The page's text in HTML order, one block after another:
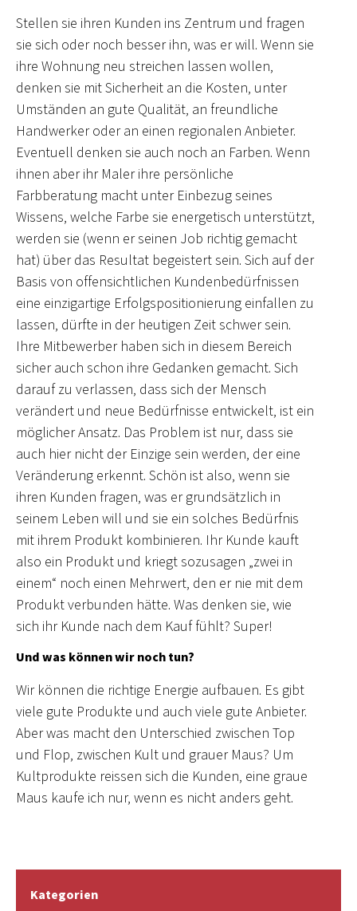
Stellen sie ihren Kunden ins Zentrum und fragen
sie sich oder noch besser ihn, was er will. Wenn sie
ihre Wohnung neu streichen lassen wollen,
denken sie mit Sicherheit an die Kosten, unter
Umständen an gute Qualität, an freundliche
Handwerker oder an einen regionalen Anbieter.
Eventuell denken sie auch noch an Farben. Wenn
ihnen aber ihr Maler ihre persönliche
Farbberatung macht unter Einbezug seines
Wissens, welche Farbe sie energetisch unterstützt,
werden sie (wenn er seinen Job richtig gemacht
hat) über das Resultat begeistert sein. Sich auf der
Basis von offensichtlichen Kundenbedürfnissen
eine einzigartige Erfolgspositionierung einfallen zu
lassen, dürfte in der heutigen Zeit schwer sein.
Ihre Mitbewerber haben sich in diesem Bereich
sicher auch schon ihre Gedanken gemacht. Sich
darauf zu verlassen, dass sich der Mensch
verändert und neue Bedürfnisse entwickelt, ist ein
möglicher Ansatz. Das Problem ist nur, dass sie
auch hier nicht der Einzige sein werden, der eine
Veränderung erkennt. Schön ist also, wenn sie
ihren Kunden fragen, was er grundsätzlich in
seinem Leben will und sie ein solches Bedürfnis
mit ihrem Produkt kombinieren. Ihr Kunde kauft
also ein Produkt und kriegt sozusagen „zwei in
einem“ noch einen Mehrwert, den er nie mit dem
Produkt verbunden hätte. Was denken sie, wie
sich ihr Kunde nach dem Kauf fühlt? Super!
Und was können wir noch tun?
Wir können die richtige Energie aufbauen. Es gibt
viele gute Produkte und auch viele gute Anbieter.
Aber was macht den Unterschied zwischen Top
und Flop, zwischen Kult und grauer Maus? Um
Kultprodukte reissen sich die Kunden, eine graue
Maus kaufe ich nur, wenn es nicht anders geht.
Kategorien